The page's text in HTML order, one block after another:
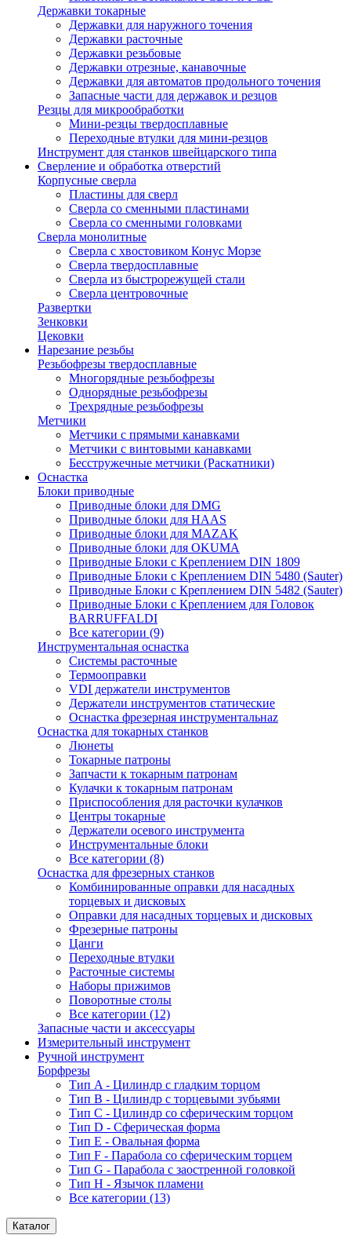
Державки токарные
Державки для наружного точения
Державки расточные
Державки резьбовые
Державки отрезные, канавочные
Державки для автоматов продольного точения
Запасные части для державок и резцов
Резцы для микрообработки
Мини-резцы твердосплавные
Переходные втулки для мини-резцов
Инструмент для станков швейцарского типа
Сверление и обработка отверстий
Корпусные сверла
Пластины для сверл
Сверла со сменными пластинами
Сверла со сменными головками
Сверла монолитные
Сверла с хвостовиком Конус Морзе
Сверла твердосплавные
Сверла из быстрорежущей стали
Сверла центровочные
Развертки
Зенковки
Цековки
Нарезание резьбы
Резьбофрезы твердосплавные
Многорядные резьбофрезы
Однорядные резьбофрезы
Трехрядные резьбофрезы
Метчики
Метчики с прямыми канавками
Метчики с винтовыми канавками
Бесстружечные метчики (Раскатники)
Оснастка
Блоки приводные
Приводные блоки для DMG
Приводные блоки для HAAS
Приводные блоки для MAZAK
Приводные блоки для OKUMA
Приводные Блоки с Креплением DIN 1809
Приводные Блоки с Креплением DIN 5480 (Sauter)
Приводные Блоки с Креплением DIN 5482 (Sauter)
Приводные Блоки с Креплением для Головок
BARRUFFALDI
Все категории (9)
Инструментальная оснастка
Системы расточные
Термооправки
VDI держатели инструментов
Держатели инструментов статические
Оснастка фрезерная инструментальнаz
Оснастка для токарных станков
Люнеты
Токарные патроны
Запчасти к токарным патронам
Кулачки к токарным патронам
Приспособления для расточки кулачков
Центры токарные
Держатели осевого инструмента
Инструментальные блоки
Все категории (8)
Оснастка для фрезерных станков
Комбинированные оправки для насадных
торцевых и дисковых
Оправки для насадных торцевых и дисковых
Фрезерные патроны
Цанги
Переходные втулки
Расточные системы
Наборы прижимов
Поворотные столы
Все категории (12)
Запасные части и аксессуары
Измерительный инструмент
Ручной инструмент
Борфрезы
Тип A - Цилиндр с гладким торцом
Тип В - Цилиндр с торцевыми зубьями
Тип С - Цилиндр со сферическим торцом
Тип D - Сферическая форма
Тип Е - Овальная форма
Тип F - Парабола со сферическим торцем
Тип G - Парабола с заостренной головкой
Тип H - Язычок пламени
Все категории (13)
Каталог